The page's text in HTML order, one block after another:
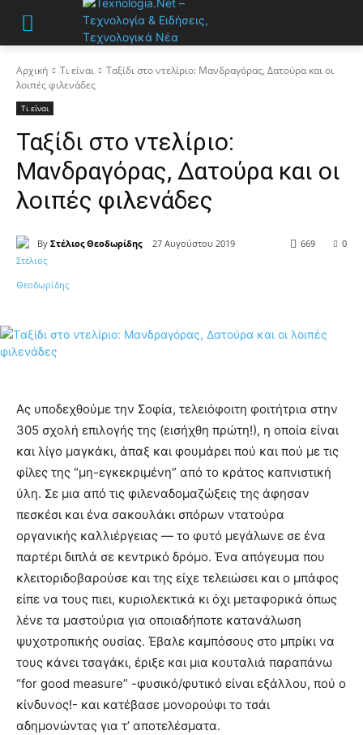
Αρχική Τι είναι
Ταξίδι στο ντελίριο: Μανδραγόρας, Δατούρα και οι
λοιπές φιλενάδες
Τι είναι
Ταξίδι στο ντελίριο:
Μανδραγόρας, Δατούρα και οι
λοιπές φιλενάδες
By Στέλιος Θεοδωρίδης 27 Αυγούστου 2019 0
669
Ας υποδεχθούμε την Σοφία, τελειόφοιτη φοιτήτρια στην
305 σχολή επιλογής της (εισήχθη πρώτη!), η οποία είναι
και λίγο μαγκάκι, άπαξ και φουμάρει πού και πού με τις
φίλες της “μη-εγκεκριμένη” από το κράτος καπνιστική
ύλη. Σε μια από τις φιλεναδομαζώξεις της άφησαν
πεσκέσι και ένα σακουλάκι σπόρων ντατούρα
οργανικής καλλιέργειας — το φυτό μεγάλωνε σε ένα
παρτέρι διπλά σε κεντρικό δρόμο. Ένα απόγευμα που
κλειτοριδοβαρούσε και της είχε τελειώσει και ο μπάφος
είπε να τους πιει, κυριολεκτικά κι όχι μεταφορικά όπως
λένε τα μαστούρια για οποιαδήποτε κατανάλωση
ψυχοτροπικής ουσίας. Έβαλε καμπόσους στο μπρίκι να
τους κάνει τσαγάκι, έριξε και μια κουταλιά παραπάνω
“for good measure” -φυσικό/φυτικό είναι εξάλλου, πού ο
κίνδυνος!- και κατέβασε μονορούφι το τσάι
αδημονώντας για τ’ αποτελέσματα.